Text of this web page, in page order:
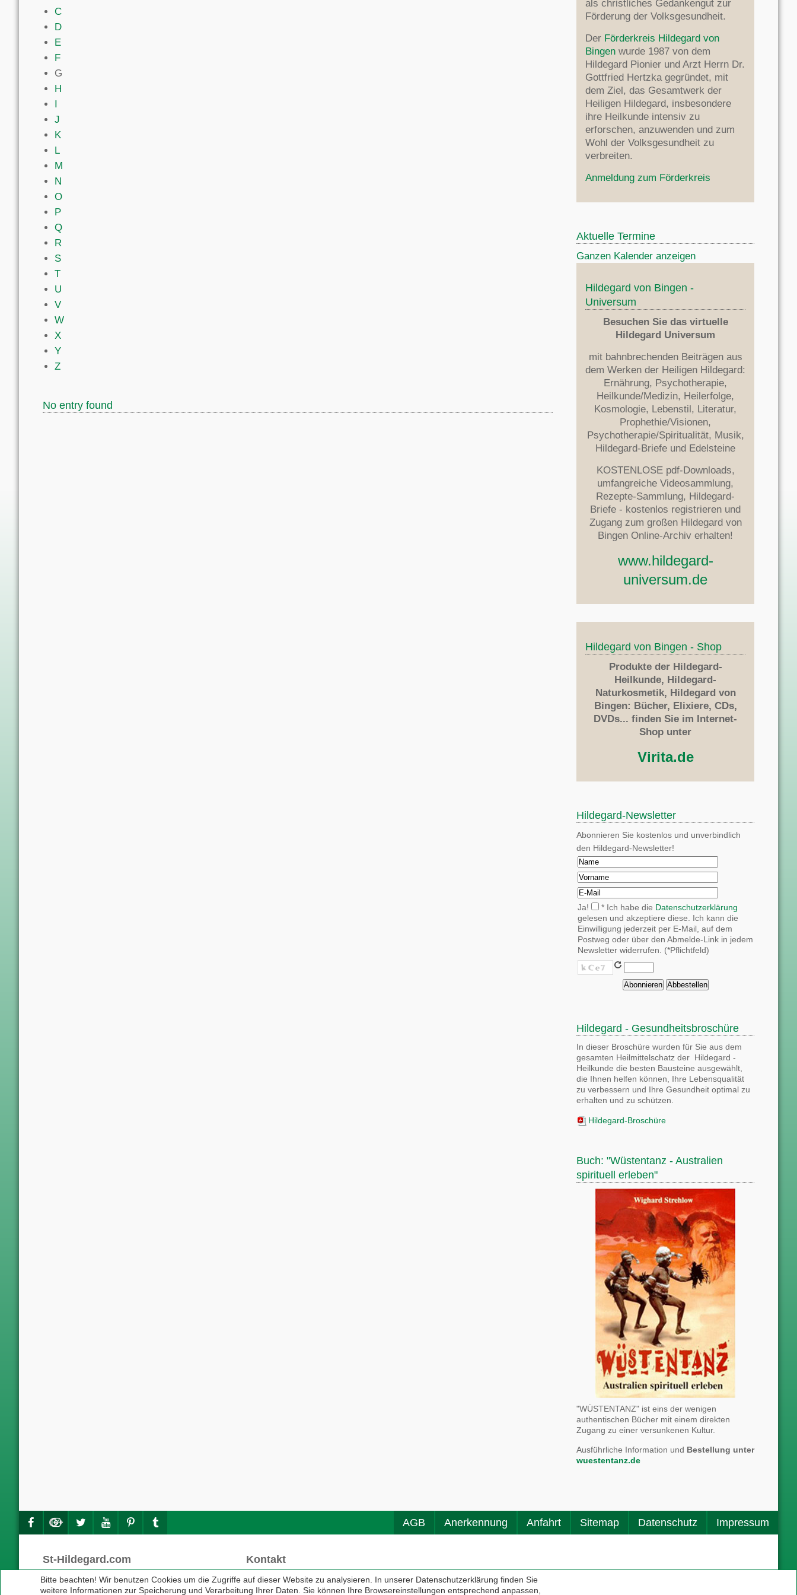
als christliches Gedankengut zur
Förderung der Volksgesundheit.
Der Förderkreis Hildegard von
Bingen wurde 1987 von dem
Hildegard Pionier und Arzt Herrn Dr.
Gottfried Hertzka gegründet, mit
dem Ziel, das Gesamtwerk der
Heiligen Hildegard, insbesondere
ihre Heilkunde intensiv zu
erforschen, anzuwenden und zum
Wohl der Volksgesundheit zu
verbreiten.
Anmeldung zum Förderkreis
Aktuelle Termine
Ganzen Kalender anzeigen
Hildegard von Bingen -
Universum
Besuchen Sie das virtuelle
Hildegard Universum
mit bahnbrechenden Beiträgen aus
dem Werken der Heiligen Hildegard:
Ernährung, Psychotherapie,
Heilkunde/Medizin, Heilerfolge,
Kosmologie, Lebenstil, Literatur,
Prophethie/Visionen,
Psychotherapie/Spiritualität, Musik,
Hildegard-Briefe und Edelsteine
KOSTENLOSE pdf-Downloads,
umfangreiche Videosammlung,
Rezepte-Sammlung, Hildegard-
Briefe - kostenlos registrieren und
Zugang zum großen Hildegard von
Bingen Online-Archiv erhalten!
www.hildegard-
universum.de
Hildegard von Bingen - Shop
Produkte der Hildegard-
Heilkunde, Hildegard-
Naturkosmetik, Hildegard von
Bingen: Bücher, Elixiere, CDs,
DVDs... finden Sie im Internet-
Shop unter
Virita.de
Hildegard-Newsletter
Abonnieren Sie kostenlos und unverbindlich
den Hildegard-Newsletter!
Ja! * Ich habe die Datenschutzerklärung
gelesen und akzeptiere diese. Ich kann die
Einwilligung jederzeit per E-Mail, auf dem
Postweg oder über den Abmelde-Link in jedem
Newsletter widerrufen. (*Pflichtfeld)
Hildegard - Gesundheitsbroschüre
In dieser Broschüre wurden für Sie aus dem
gesamten Heilmittelschatz der Hildegard -
Heilkunde die besten Bausteine ausgewählt,
die Ihnen helfen können, Ihre Lebensqualität
zu verbessern und Ihre Gesundheit optimal zu
erhalten und zu schützen.
Hildegard-Broschüre
Buch: "Wüstentanz - Australien
spirituell erleben"
"WÜSTENTANZ" ist eins der wenigen
authentischen Bücher mit einem direkten
Zugang zu einer versunkenen Kultur.
Ausführliche Information und Bestellung unter
wuestentanz.de
C
D
E
F
G
H
I
J
K
L
M
N
O
P
Q
R
S
T
U
V
W
X
Y
Z
No entry found
AGB Anerkennung Anfahrt Sitemap Datenschutz Impressum
St-Hildegard.com
Die heilige Hildegard und Ihre Medizin
Kontakt
Fon 0 75 33 / 74 33
Fax 0 75 33 / 74 79
Bitte beachten! Wir benutzen Cookies um die Zugriffe auf dieser Website zu analysieren. In unserer Datenschutzerklärung finden Sie
weitere Informationen zur Speicherung und Verarbeitung Ihrer Daten. Sie können Ihre Browsereinstellungen entsprechend anpassen,